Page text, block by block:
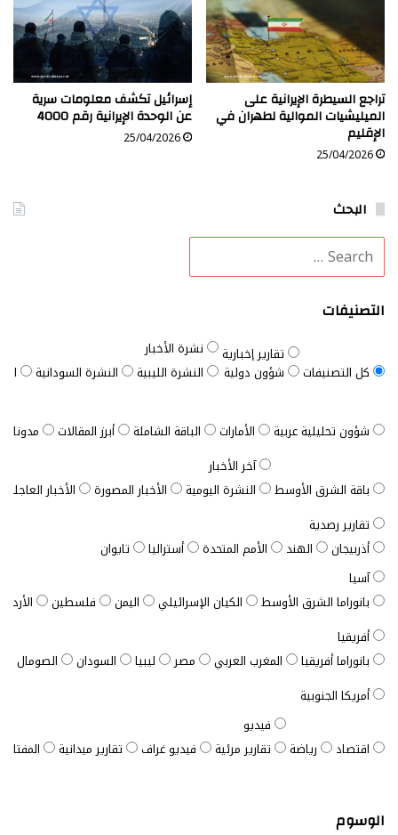
تراجع السيطرة الإيرانية على
الميليشيات الموالية لطهران في
الإقليم
25/04/2026
إسرائيل تكشف معلومات سرية
عن الوحدة الإيرانية رقم 4000
25/04/2026
البحث
التصنيفات
كل التصنيفات
تقارير إخبارية
شؤون دولية
نشرة الأخبار
النشرة الليبية
النشرة السودانية
شؤون تحليلية عربية الأمارات الباقة الشاملة أبرز المقالات مدونات
باقة الشرق الأوسط
آخر الأخبار
النشرة اليومية
الأخبار المصورة
الأخبار العاجلة
تقارير رصدية
أذربيجان
الهند الأمم المتحدة أستراليا
تايوان
آسيا
بانوراما الشرق الأوسط
الكيان الإسرائيلي اليمن فلسطين
الأردن
أفريقيا
بانوراما أفريقيا
المغرب العربي مصر ليبيا السودان الصومال
أمريكا الجنوبية
اقتصاد رياضة
فيديو
تقارير مرئية
فيديو غراف تقارير ميدانية
الوسوم